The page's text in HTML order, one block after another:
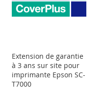
Extension de garantie
à 3 ans sur site pour
imprimante Epson SC-
T7000